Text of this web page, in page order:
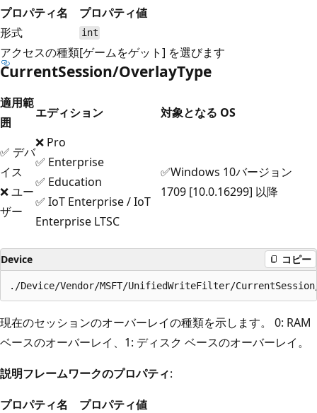
プロパティ名
プロパティ値
形式
int
アクセスの種類[ゲームをゲット] を選びます
CurrentSession/OverlayType
適用範
囲
エディション 対象となる OS
✅ デバ
イス
❌ ユー
ザー
❌ Pro
✅ Enterprise
✅ Education
✅ IoT Enterprise / IoT
Enterprise LTSC
✅Windows 10バージョン
1709 [10.0.16299] 以降
Device コピー
現在のセッションのオーバーレイの種類を示します。 0: RAM
ベースのオーバーレイ、1: ディスク ベースのオーバーレイ。
説明フレームワークのプロパティ:
プロパティ名
プロパティ値